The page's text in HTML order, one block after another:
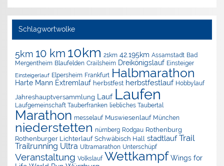
Schlagwortwolke
5km 10 km 10km 21km 42.195km Assamstadt Bad
Mergentheim Blaufelden Crailsheim Dreikönigslauf Einsteiger
Einsteigerlauf Elpersheim Frankfurt Halbmarathon
Harte Mann Extremlauf herbstfest herbstfestlauf Hobbylauf
Jahreshauptversammlung Lauf Laufen
Laufgemeinschaft Tauberfranken liebliches Taubertal
Marathon messelauf Muswiesenlauf München
niederstetten nürnberg Rodgau Rothenburg
Rothenburger Lichterlauf Schwäbisch Hall stadtlauf Trail
Trailrunning Ultra Ultramarathon Unterschüpf
Veranstaltung Volkslauf Wettkampf Wings for